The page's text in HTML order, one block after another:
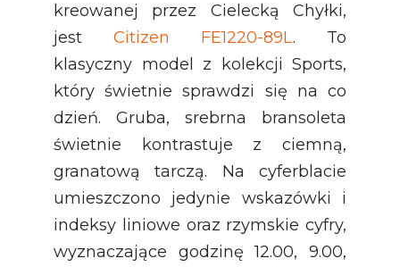
kreowanej przez Cielecką Chyłki,
jest
Citizen FE1220-89L. To
klasyczny model z kolekcji Sports,
który świetnie sprawdzi się na co
dzień. Gruba, srebrna bransoleta
świetnie kontrastuje z ciemną,
granatową tarczą. Na cyferblacie
umieszczono jedynie wskazówki i
indeksy liniowe oraz rzymskie cyfry,
wyznaczające godzinę 12.00, 9.00,